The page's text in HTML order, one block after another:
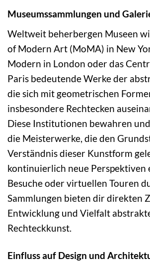
Museumssammlungen und
Weltweit beherbergen Museen
of Modern Art (MoMA) in New
Modern in London oder das
Paris bedeutende Werke der
die sich mit geometrischen
insbesondere Rechtecken
Diese Institutionen bewahren
die Meisterwerke, die den
Verständnis dieser Kunstform
kontinuierlich neue Perspektiven
Besuche oder virtuellen Touren
Sammlungen bieten dir direkten
Entwicklung und Vielfalt
Rechteckkunst.
Einfluss auf Design und